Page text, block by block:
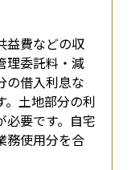
益費などの収
理委託料・減
の借入利息な
。土地部分の利
必要です。自宅
務使用分を合